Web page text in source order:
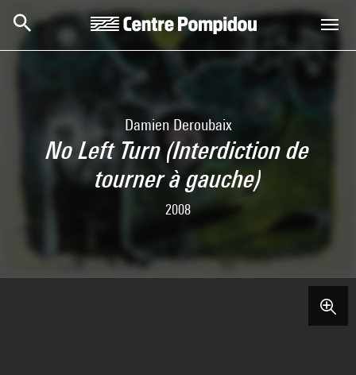
Skip to main content
Centre Pompidou
Damien Deroubaix
No Left Turn (Interdiction de
tourner à gauche)
2008